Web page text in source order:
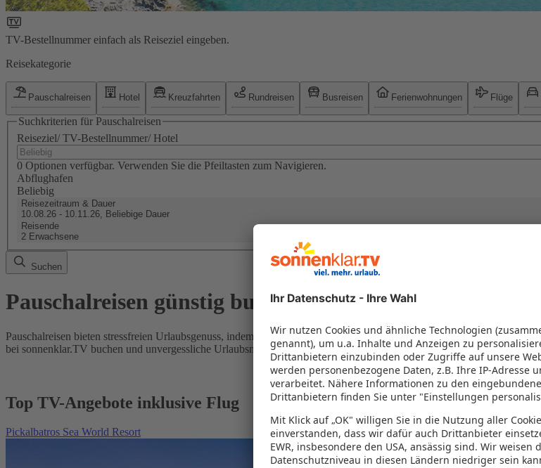
TV-Bestellnummer einfach als Reiseziel eingeben.
Reisekategorie
Pauschalreisen Hotel Kreuzfahrten Rundreisen Busreisen Ferienwohnungen Flüge
Suchkriterien für Pauschalreisen
Reiseziel/ TV-Bestellnummer/ Hotel
0 Optionen verfügbar. Verwenden Sie die Pfeiltasten zum Navigieren.
Abflughafen
Beliebig
Reisezeitraum & Dauer
10.08.26 - 10.11.26, Beliebige Dauer
Reisende
2 Erwachsene
Suchen
Pauschalreisen günstig buchen
Pauschalreisen bieten stressfreien Urlaubsgenuss, indem Flug und Hotel in einem Paket kombiniert werden – das
bei sonnenklar.TV buchen und unvergessliche Urlaubsmomente erleben!
Top TV-Angebote inklusive Flug
Pickalbatros Sea World Resort